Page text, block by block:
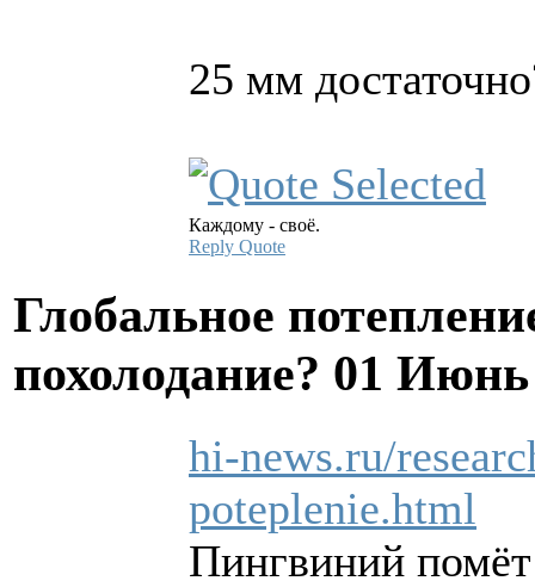
25 мм
Каждому - своё.
Reply Quote
Глобальное
похолодание? 01 Июнь
hi-news.ru/
poteplenie.html
Пингвиний помёт